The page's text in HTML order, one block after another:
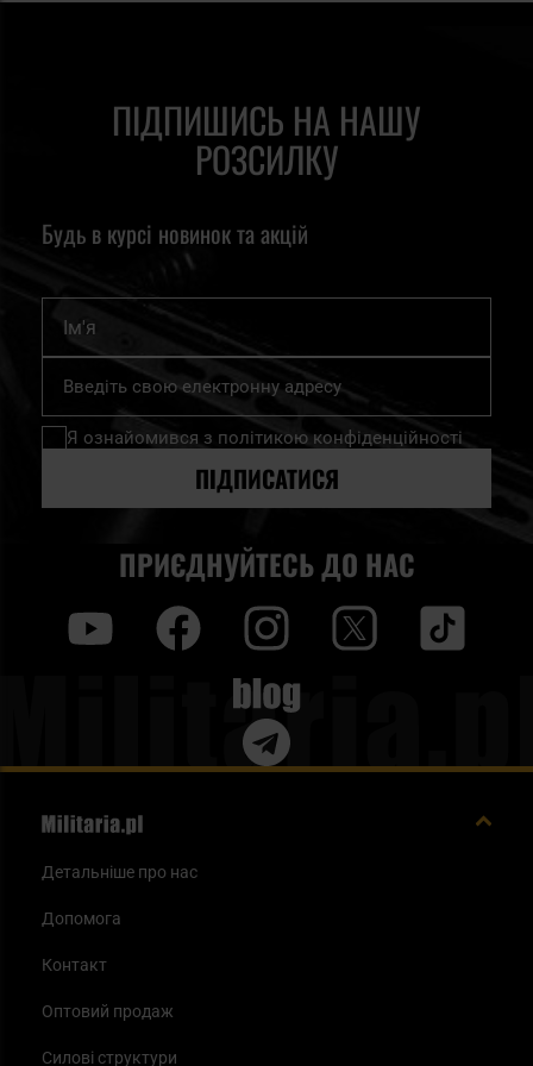
ПІДПИШИСЬ НА НАШУ
РОЗСИЛКУ
Будь в курсі новинок та акцій
Підпишіться
нашу
розсилку
Я ознайомився з політикою конфіденційності
ПІДПИСАТИСЯ
ПРИЄДНУЙТЕСЬ ДО НАС
Blog
Детальніше про нас
Допомога
Контакт
Оптовий продаж
Силові структури